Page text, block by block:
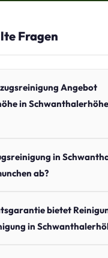
Fragen
Angebot
in
in
ab?
bietet
in